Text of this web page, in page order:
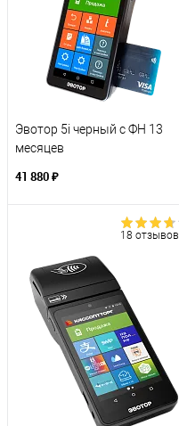
Эвотор 5i черный с ФН 13
месяцев
41 880 ₽
18 отзывов